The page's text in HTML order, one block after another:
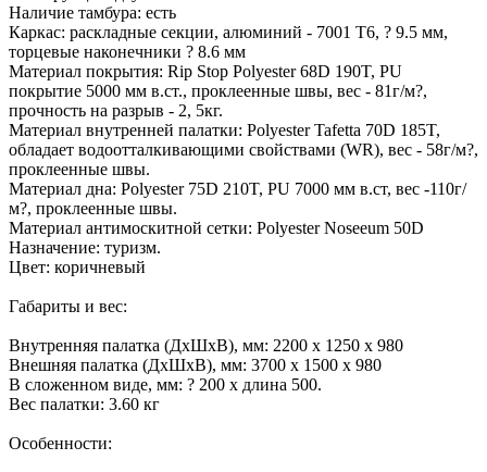
Наличие тамбура: есть
Каркас: раскладные секции, алюминий - 7001 T6, ? 9.5 мм,
торцевые наконечники ? 8.6 мм
Материал покрытия: Rip Stop Polyester 68D 190T, PU
покрытие 5000 мм в.ст., проклеенные швы, вес - 81г/м?,
прочность на разрыв - 2, 5кг.
Материал внутренней палатки: Polyester Tafetta 70D 185T,
обладает водоотталкивающими свойствами (WR), вес - 58г/м?,
проклеенные швы.
Материал дна: Polyester 75D 210T, PU 7000 мм в.ст, вес -110г/
м?, проклеенные швы.
Материал антимоскитной сетки: Polyester Noseeum 50D
Назначение: туризм.
Цвет: коричневый
Габариты и вес:
Внутренняя палатка (ДхШхВ), мм: 2200 х 1250 х 980
Внешняя палатка (ДхШхВ), мм: 3700 х 1500 х 980
В сложенном виде, мм: ? 200 x длина 500.
Вес палатки: 3.60 кг
Особенности: